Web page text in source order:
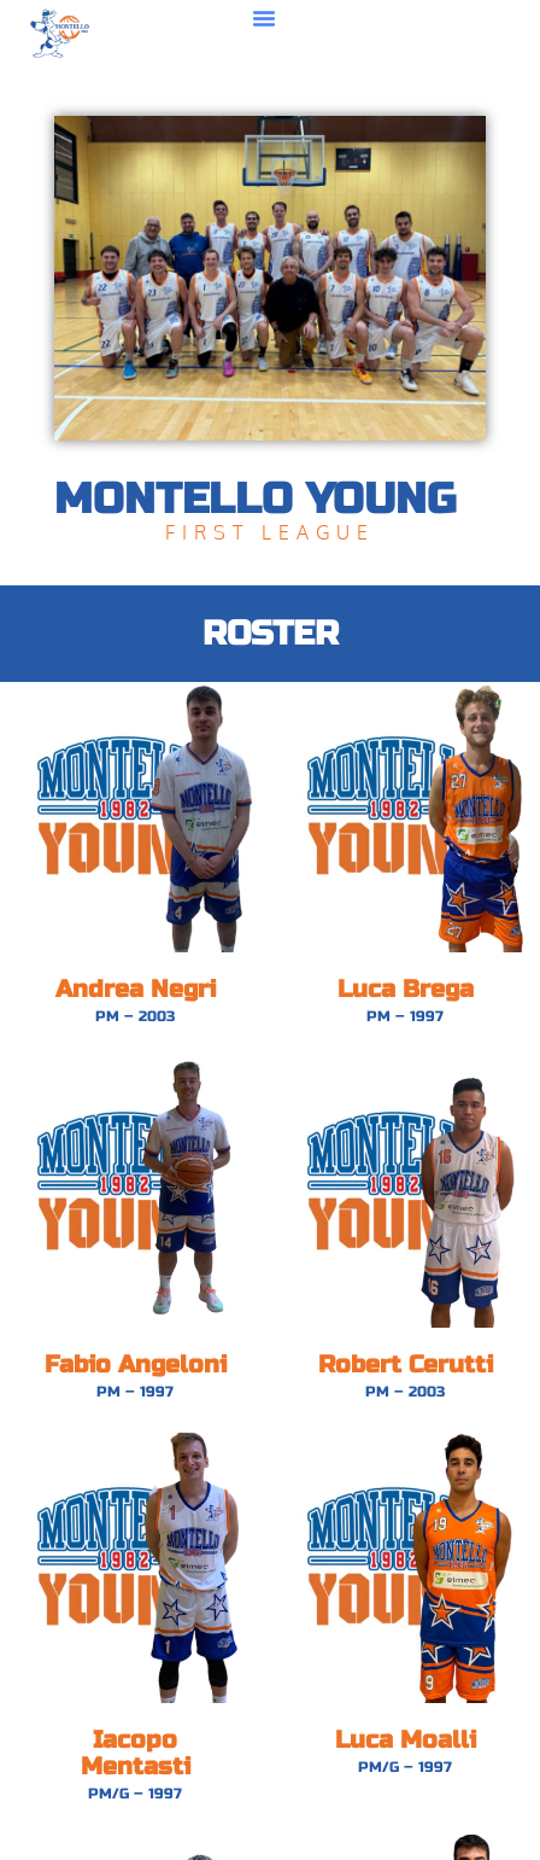
MONTELLO YOUNG
FIRST LEAGUE
ROSTER
Andrea Negri
PM – 2003
Luca Brega
PM – 1997
Fabio Angeloni
PM – 1997
Robert Cerutti
PM – 2003
Iacopo
Mentasti
PM/G – 1997
Luca Moalli
PM/G – 1997